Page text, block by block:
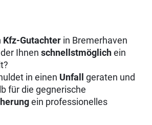
Kfz-Gutachter in Bremerhaven
Ihnen schnellstmöglichein
in einen Unfall
geraten und
für die gegnerische
ein professionelles